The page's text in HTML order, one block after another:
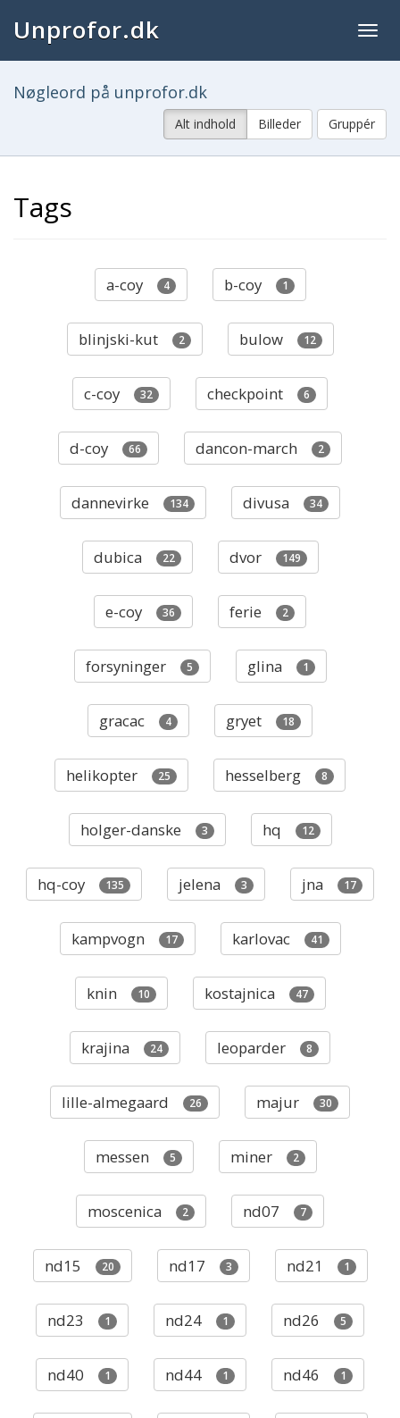
Unprofor.dk
Nøgleord på unprofor.dk
Alt indhold Billeder Gruppér
Tags
a-coy 4 b-coy 1
blinjski-kut 2 bulow 12
c-coy 32 checkpoint 6
d-coy 66 dancon-march 2
dannevirke 134 divusa 34
dubica 22 dvor 149
e-coy 36 ferie 2
forsyninger 5 glina 1
gracac 4 gryet 18
helikopter 25 hesselberg 8
holger-danske 3 hq 12
hq-coy 135 jelena 3 jna 17
kampvogn 17 karlovac 41
knin 10 kostajnica 47
krajina 24 leoparder 8
lille-almegaard 26 majur 30
messen 5 miner 2
moscenica 2 nd07 7
nd15 20 nd17 3 nd21 1
nd23 1 nd24 1 nd26 5
nd40 1 nd44 1 nd46 1